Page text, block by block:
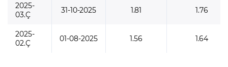
2025-
03.Ç
31-10-2025 1.81 1.76
2025-
02.Ç
01-08-2025 1.56 1.64